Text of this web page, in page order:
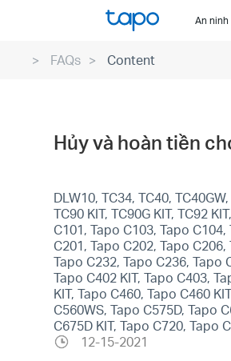
An ninh
FAQs Content
Hủy và hoàn tiền
DLW10, TC34, TC40,
TC90 KIT, TC90G KIT, TC92
C101, Tapo C103, Tapo
C201, Tapo C202, Tapo
Tapo C232, Tapo C236, Tapo
Tapo C402 KIT, Tapo C403,
KIT, Tapo C460, Tapo C460
C560WS, Tapo C575D, Tapo
C675D KIT, Tapo C720, Tapo
12-15-2021